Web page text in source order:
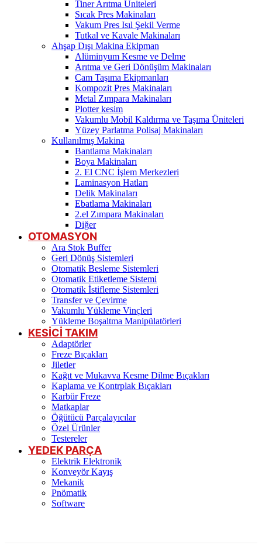
Tiner Arıtma Üniteleri
Sıcak Pres Makinaları
Vakum Pres Isıl Şekil Verme
Tutkal ve Kavale Makinaları
Ahşap Dışı Makina Ekipman
Alüminyum Kesme ve Delme
Arıtma ve Geri Dönüşüm Makinaları
Cam Taşıma Ekipmanları
Kompozit Pres Makinaları
Metal Zımpara Makinaları
Plotter kesim
Vakumlu Mobil Kaldırma ve Taşıma Üniteleri
Yüzey Parlatma Polisaj Makinaları
Kullanılmış Makina
Bantlama Makinaları
Boya Makinaları
2. El CNC İşlem Merkezleri
Laminasyon Hatları
Delik Makinaları
Ebatlama Makinaları
2.el Zımpara Makinaları
Diğer
OTOMASYON
Ara Stok Buffer
Geri Dönüş Sistemleri
Otomatik Besleme Sistemleri
Otomatik Etiketleme Sistemi
Otomatik İstifleme Sistemleri
Transfer ve Çevirme
Vakumlu Yükleme Vinçleri
Yükleme Boşaltma Manipülatörleri
KESİCİ TAKIM
Adaptörler
Freze Bıçakları
Jiletler
Kağıt ve Mukavva Kesme Dilme Bıçakları
Kaplama ve Kontrplak Bıçakları
Karbür Freze
Matkaplar
Öğütücü Parçalayıcılar
Özel Ürünler
Testereler
YEDEK PARÇA
Elektrik Elektronik
Konveyör Kayış
Mekanik
Pnömatik
Software